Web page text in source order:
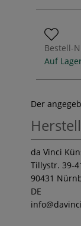
Bestell-
Auf
Der
da Vinci
Tillystr. 39-
90431
DE
info